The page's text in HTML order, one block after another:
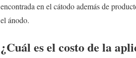
encontrada en el cátodo además de
el ánodo.
¿Cuál es el costo de la